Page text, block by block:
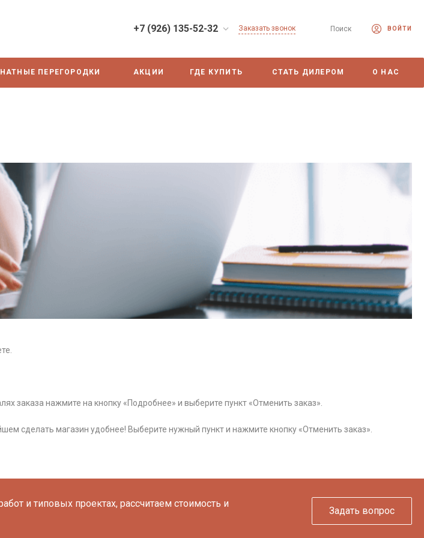
+7 (926) 135-52-32 Заказать звонок Поиск ВОЙТИ
ПЕРЕГОРОДКИ АКЦИИ ГДЕ КУПИТЬ СТАТЬ ДИЛЕРОМ О НАС
заказа нажмите на кнопку «Подробнее» и выберите пункт «Отменить заказ».
сделать магазин удобнее! Выберите нужный пункт и нажмите кнопку «Отменить заказ».
и типовых проектах, рассчитаем стоимость и
Задать вопрос